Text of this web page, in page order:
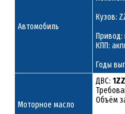
Автомобиль
Кузов:
Привод:
КПП:
Годы
Моторное масло
ДВС:
Объём